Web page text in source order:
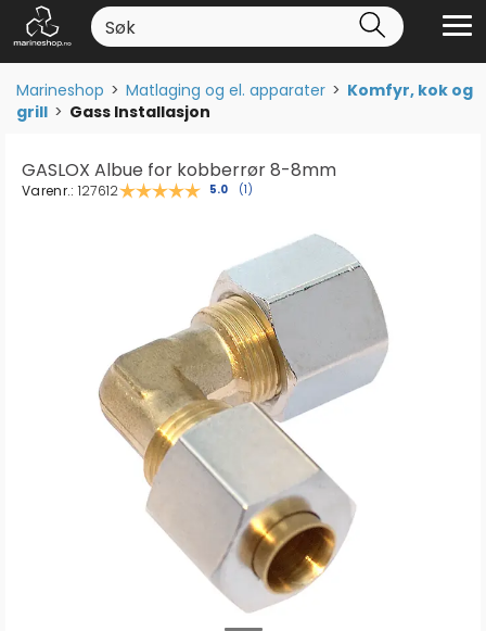
Marineshop>Matlaging og el. apparater>Komfyr, kok og
grill>Gass Installasjon
GASLOX Albue for kobberrør 8-8mm
Varenr.: 127612 Gjennomsnittskarakter:
5.0 (stemmer:
1)